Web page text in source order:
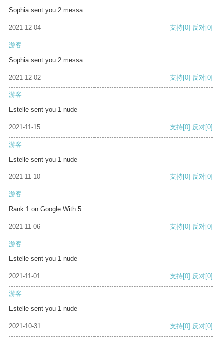
Sophia sent you 2 messa
2021-12-04 支持[0] 反对[0]
游客
Sophia sent you 2 messa
2021-12-02 支持[0] 反对[0]
游客
Estelle sent you 1 nude
2021-11-15 支持[0] 反对[0]
游客
Estelle sent you 1 nude
2021-11-10 支持[0] 反对[0]
游客
Rank 1 on Google With 5
2021-11-06 支持[0] 反对[0]
游客
Estelle sent you 1 nude
2021-11-01 支持[0] 反对[0]
游客
Estelle sent you 1 nude
2021-10-31 支持[0] 反对[0]